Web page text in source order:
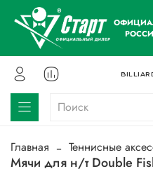
Главная Теннисные
Мячи для н/т Double